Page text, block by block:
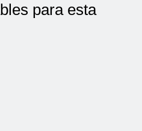
para esta